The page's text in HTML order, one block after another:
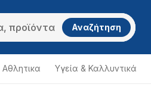
Αναζήτηση
Υγεία & Καλλυντικά